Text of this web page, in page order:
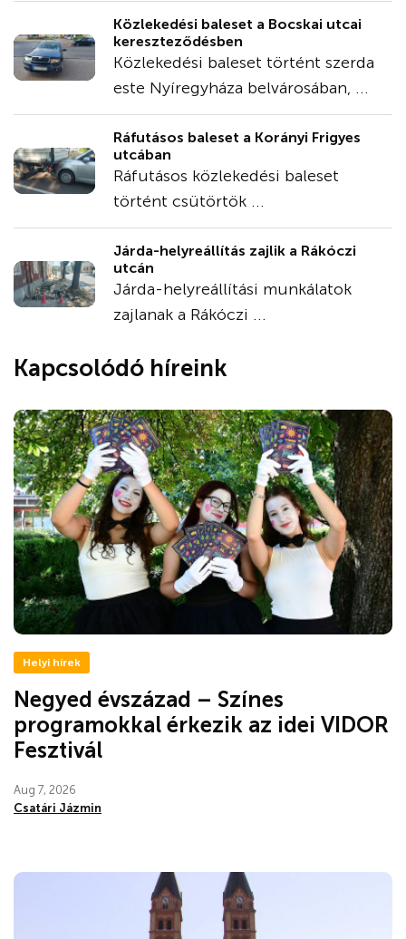
Közlekedési baleset a Bocskai utcai
kereszteződésben
Közlekedési baleset történt szerda
este Nyíregyháza belvárosában, ...
Ráfutásos baleset a Korányi Frigyes
utcában
Ráfutásos közlekedési baleset
történt csütörtök ...
Járda-helyreállítás zajlik a Rákóczi
utcán
Járda-helyreállítási munkálatok
zajlanak a Rákóczi ...
Kapcsolódó híreink
Helyi hírek
Negyed évszázad – Színes
programokkal érkezik az idei VIDOR
Fesztivál
Aug 7, 2026
Csatári Jázmin